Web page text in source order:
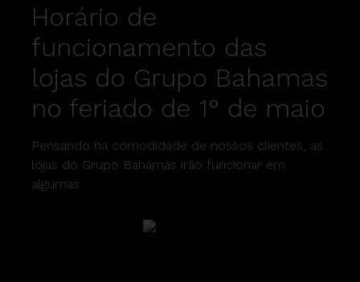
Horário de
funcionamento das
lojas do Grupo Bahamas
no feriado de 1° de maio
Pensando na comodidade de nossos clientes, as
lojas do Grupo Bahamas irão funcionar em
algumas